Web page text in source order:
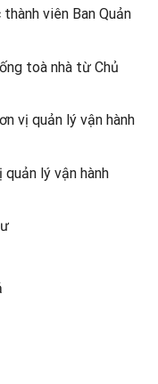
viên Ban Quản
toà nhà từ Chủ
vị quản lý vận hành
lý vận hành